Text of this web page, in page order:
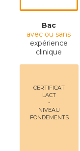
Bac
avec ou sans
expérience
clinique
CERTIFICAT
LACT
-
NIVEAU
FONDEMENTS